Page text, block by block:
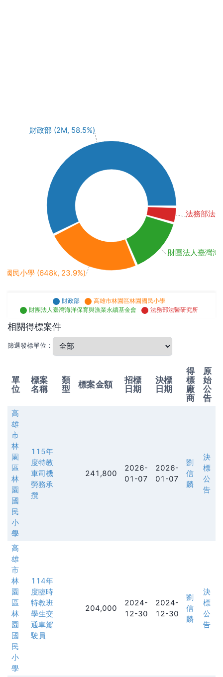
財政部 (2M, 58.5%)
國民小學 (648k, 23.9%)
財團法人臺灣海
法務部法
財政部
高雄市林園區林園國民小學
財團法人臺灣海洋保育與漁業永續基金會
法務部法醫研究所
相關得標案件
篩選發標單位：
單
位
標案
名稱
類
型
標案金額
招標
日期
決標
日期
得
標
廠
商
原
始
公
告
高
雄
市
林
園
區
林
園
國
民
小
學
115年
度特教
車司機
勞務承
攬
241,800
2026-
01-07
2026-
01-07
劉
信
麟
決
標
公
告
高
雄
市
林
園
區
林
園
國
民
小
學
114年
度臨時
特教班
學生交
通車駕
駛員
204,000
2024-
12-30
2024-
12-30
劉
信
麟
決
標
公
告